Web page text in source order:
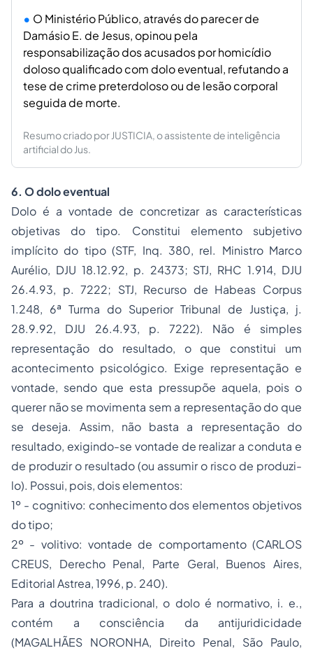
O Ministério Público, através do parecer de
Damásio E. de Jesus, opinou pela
responsabilização dos acusados por homicídio
doloso qualificado com dolo eventual, refutando a
tese de crime preterdoloso ou de lesão corporal
seguida de morte.
Resumo criado por JUSTICIA, o assistente de inteligência
artificial do Jus.
6. O dolo eventual
Dolo é a vontade de concretizar as características
objetivas do tipo. Constitui elemento subjetivo
implícito do tipo (STF, Inq. 380, rel. Ministro Marco
Aurélio, DJU 18.12.92, p. 24373; STJ, RHC 1.914, DJU
26.4.93, p. 7222; STJ, Recurso de Habeas Corpus
1.248, 6ª Turma do Superior Tribunal de Justiça, j.
28.9.92, DJU 26.4.93, p. 7222). Não é simples
representação do resultado, o que constitui um
acontecimento psicológico. Exige representação e
vontade, sendo que esta pressupõe aquela, pois o
querer não se movimenta sem a representação do que
se deseja. Assim, não basta a representação do
resultado, exigindo-se vontade de realizar a conduta e
de produzir o resultado (ou assumir o risco de produzi-
lo). Possui, pois, dois elementos:
1º - cognitivo: conhecimento dos elementos objetivos
do tipo;
2º - volitivo: vontade de comportamento (CARLOS
CREUS, Derecho Penal, Parte Geral, Buenos Aires,
Editorial Astrea, 1996, p. 240).
Para a doutrina tradicional, o dolo é normativo, i. e.,
contém a consciência da antijuridicidade
(MAGALHÃES NORONHA, Direito Penal, São Paulo,